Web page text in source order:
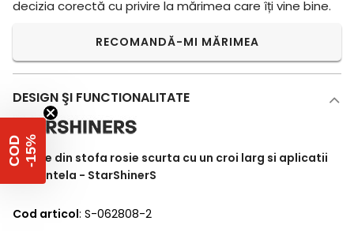
decizia corectă cu privire la mărimea care îți vine bine.
RECOMANDĂ-MI MĂRIMEA
DESIGN ŞI FUNCTIONALITATE
Rochie din stofa rosie scurta cu un croi larg si aplicatii
de dantela - StarShinerS
Cod articol: S-062808-2
C
O
D
-
1
5 %